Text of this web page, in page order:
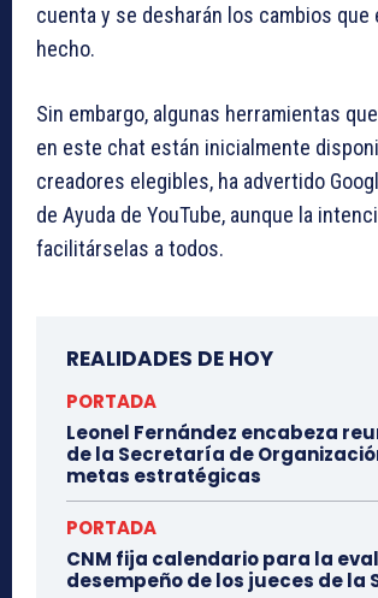
cuenta y se desharán los cambios que
hecho.
Sin embargo, algunas herramientas
en este chat están inicialmente
creadores elegibles, ha advertido
de Ayuda de YouTube, aunque la
facilitárselas a todos.
REALIDADES DE HOY
PORTADA
Leonel Fernández encabeza
de la Secretaría de
metas estratégicas
PORTADA
CNM fija calendario para la
desempeño de los jueces de la